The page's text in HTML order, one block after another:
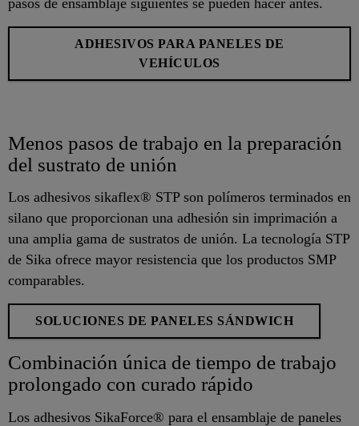
ADHESIVOS PARA PANELES DE
VEHÍCULOS
Menos pasos de trabajo en la preparación
del sustrato de unión
Los adhesivos sikaflex® STP son polímeros terminados en
silano que proporcionan una adhesión sin imprimación a
una amplia gama de sustratos de unión. La tecnología STP
de Sika ofrece mayor resistencia que los productos SMP
comparables.
SOLUCIONES DE PANELES SÁNDWICH
Combinación única de tiempo de trabajo
prolongado con curado rápido
Los adhesivos SikaForce® para el ensamblaje de paneles